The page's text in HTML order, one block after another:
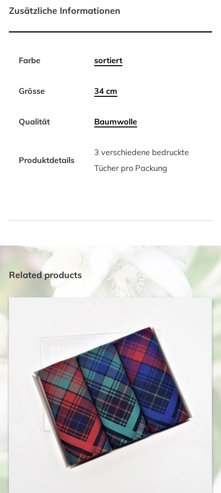
Zusätzliche Informationen
Farbe sortiert
Grösse 34 cm
Qualität Baumwolle
Produktdetails
3 verschiedene bedruckte
Tücher pro Packung
Related products